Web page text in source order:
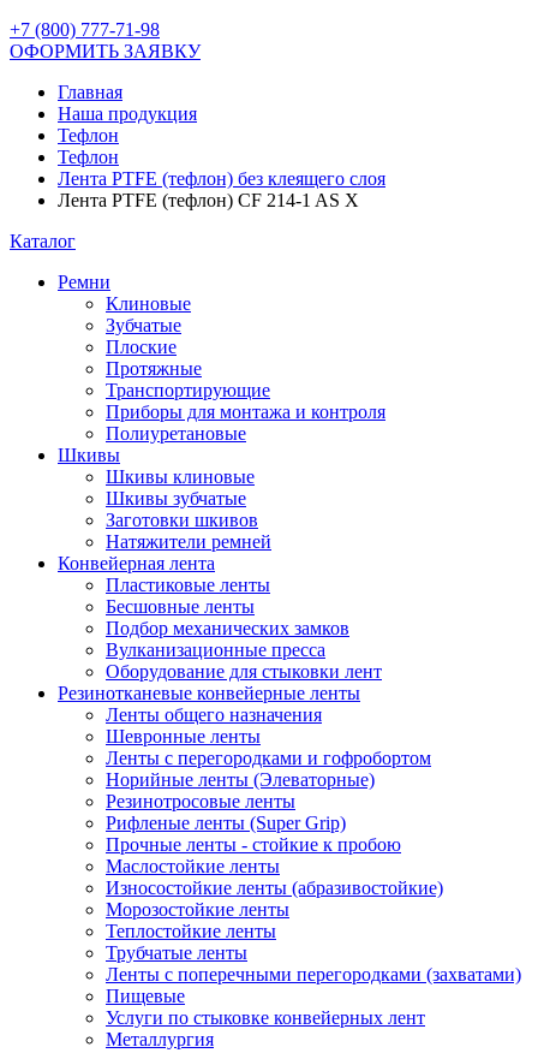
+7 (800) 777-71-98
ОФОРМИТЬ ЗАЯВКУ
Главная
Наша продукция
Тефлон
Тефлон
Лента PTFE (тефлон) без клеящего слоя
Лента PTFE (тефлон) CF 214-1 AS X
Каталог
Ремни
Клиновые
Зубчатые
Плоские
Протяжные
Транспортирующие
Приборы для монтажа и контроля
Полиуретановые
Шкивы
Шкивы клиновые
Шкивы зубчатые
Заготовки шкивов
Натяжители ремней
Конвейерная лента
Пластиковые ленты
Бесшовные ленты
Подбор механических замков
Вулканизационные пресса
Оборудование для стыковки лент
Резинотканевые конвейерные ленты
Ленты общего назначения
Шевронные ленты
Ленты с перегородками и гофробортом
Норийные ленты (Элеваторные)
Резинотросовые ленты
Рифленые ленты (Super Grip)
Прочные ленты - стойкие к пробою
Маслостойкие ленты
Износостойкие ленты (абразивостойкие)
Морозостойкие ленты
Теплостойкие ленты
Трубчатые ленты
Ленты с поперечными перегородками (захватами)
Пищевые
Услуги по стыковке конвейерных лент
Металлургия